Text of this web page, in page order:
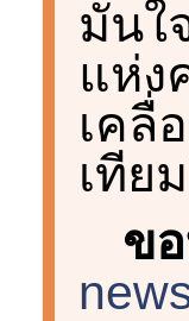
มั่นใ
แห่ง
เคลื่
เทีย
ข